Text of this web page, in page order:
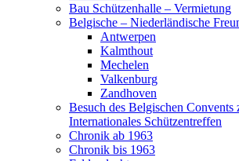
Bau Schützenhalle – Vermietung
Belgische – Niederländische
Antwerpen
Kalmthout
Mechelen
Valkenburg
Zandhoven
Besuch des Belgischen Convents
Internationales Schützentreffen
Chronik ab 1963
Chronik bis 1963